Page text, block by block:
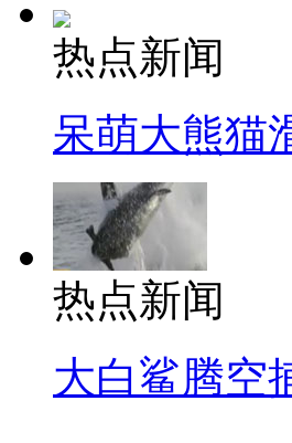
热点新闻
呆萌大熊猫
热点新闻
大白鲨腾空